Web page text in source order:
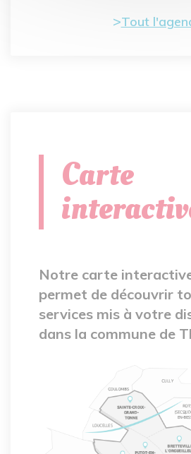
Tout
Carte
Notre carte
permet de découvrir
services mis à votre
dans la commune de